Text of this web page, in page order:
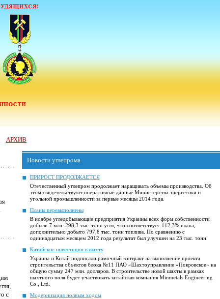
АРХИВ
с
Новости углепрома
ПРИРОСТ ПРОДОЛЖАЕТСЯ
Отечественный углепром продолжает наращивать объемы производства. Об
этом свидетельствуют оперативные данные Министерства энергетики и
угольной промышленности за первые месяцы 2014 года.
Планы перевыполнены
В ноябре угледобывающие предприятия Украины всех форм собственности
добыли 7 млн. 298,3 тыс. тонн угля, что соответствует 112,3% плана,
дополнительно добыто 797,8 тыс. тонн топлива. По сравнению с
одиннадцатым месяцем 2012 года результат был улучшен на 23 тыс. тонн.
Китайские инвестиции в шахту
Украина и Китай подписали рамочный контракт на выполнение проекта
строительства объектов блока №11 ПАО «Шахтоуправление «Покровское» на
общую сумму 247 млн. долларов. В строительстве новой шахты в рамках
шахтного поля будет участвовать китайская компания Minmetals Engineering
Co., Ltd.
Модернизация полным ходом